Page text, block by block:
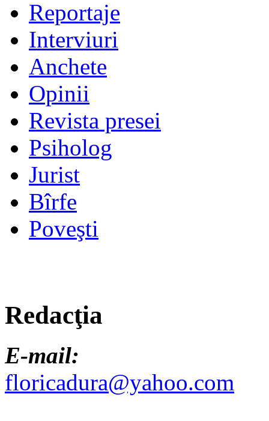
Reportaje
Interviuri
Anchete
Opinii
Revista presei
Psiholog
Jurist
Bîrfe
Poveşti
Redacţia
E-mail:
floricadura@yahoo.com